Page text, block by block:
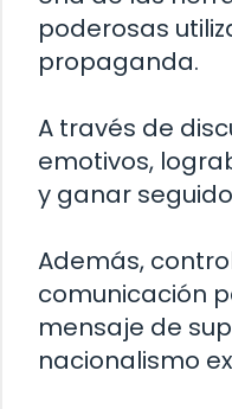
poderosas
propaganda.
A través de
emotivos,
y ganar
Además,
comunicación
mensaje de
nacionalismo